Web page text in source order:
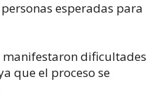
esperadas para
dificultades
que el proceso se